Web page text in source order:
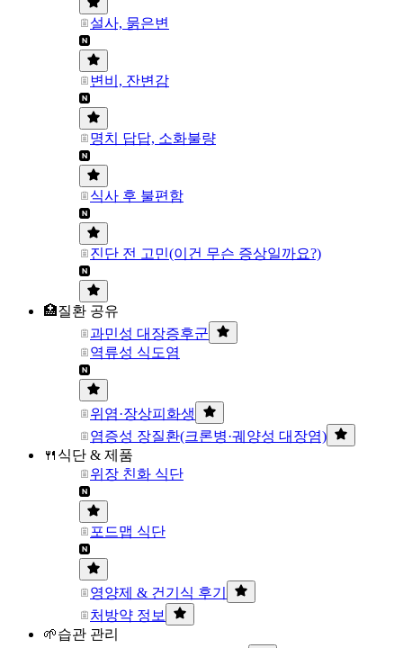
설사, 묽은변
변비, 잔변감
명치 답답, 소화불량
식사 후 불편함
진단 전 고민(이건 무슨 증상일까요?)
🏥질환 공유
과민성 대장증후군
역류성 식도염
위염·장상피화생
염증성 장질환(크론병·궤양성 대장염)
🍴식단 & 제품
위장 친화 식단
포드맵 식단
영양제 & 건기식 후기
처방약 정보
🌱습관 관리